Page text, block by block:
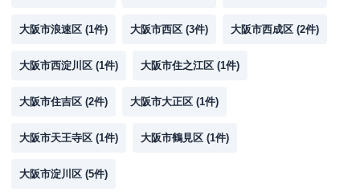
大阪市浪速区 (1件) 大阪市西区 (3件) 大阪市西成区 (2件)
大阪市西淀川区 (1件) 大阪市住之江区 (1件)
大阪市住吉区 (2件) 大阪市大正区 (1件)
大阪市天王寺区 (1件) 大阪市鶴見区 (1件)
大阪市淀川区 (5件)